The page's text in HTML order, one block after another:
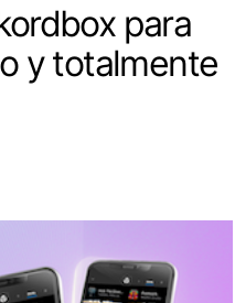
para
y totalmente